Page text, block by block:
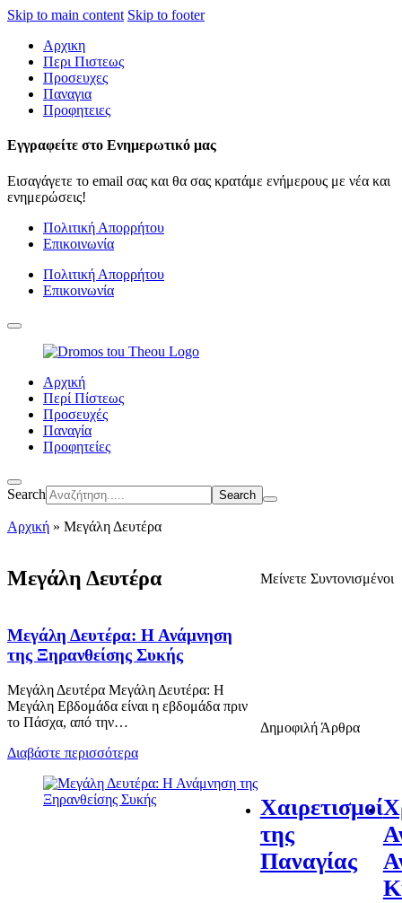
Skip to main content Skip to footer
Αρχικη
Περι Πιστεως
Προσευχες
Παναγια
Προφητειες
Εγγραφείτε στο Ενημερωτικό μας
Εισαγάγετε το email σας και θα σας κρατάμε ενήμερους με νέα και
ενημερώσεις!
Πολιτική Απορρήτου
Επικοινωνία
Πολιτική Απορρήτου
Επικοινωνία
Αρχική
Περί Πίστεως
Προσευχές
Παναγία
Προφητείες
Search
Αρχική » Μεγάλη Δευτέρα
Μεγάλη Δευτέρα
Μεγάλη Δευτέρα: Η Ανάμνηση
της Ξηρανθείσης Συκής
Μεγάλη Δευτέρα Μεγάλη Δευτέρα: Η
Μεγάλη Εβδομάδα είναι η εβδομάδα πριν
το Πάσχα, από την…
Διαβάστε περισσότερα
Μείνετε Συντονισμένοι
Δημοφιλή Άρθρα
Χαιρετισμοί
της
Παναγίας